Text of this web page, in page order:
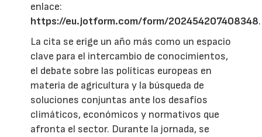
enlace:
https://eu.jotform.com/form/202454207408348.
La cita se erige un año más como un espacio
clave para el intercambio de conocimientos,
el debate sobre las políticas europeas en
materia de agricultura y la búsqueda de
soluciones conjuntas ante los desafíos
climáticos, económicos y normativos que
afronta el sector. Durante la jornada, se